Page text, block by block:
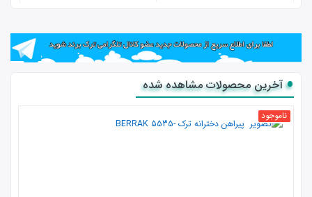
آخرین محصولات مشاهده شده
ناموجود